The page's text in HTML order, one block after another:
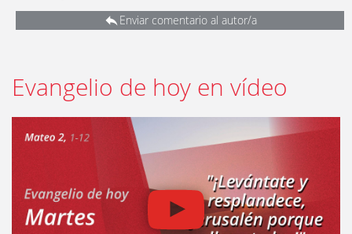
Enviar comentario al autor/a
Evangelio de hoy en vídeo